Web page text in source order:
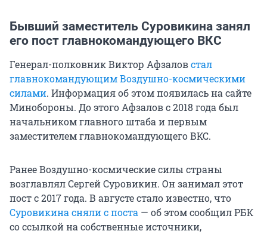
Бывший заместитель Суровикина занял
его пост главнокомандующего ВКС
Генерал-полковник Виктор Афзаловстал
главнокомандующим Воздушно-космическими
силами. Информация об этом появилась на сайте
Минобороны. До этого Афзалов с 2018 года был
начальником главного штаба и первым
заместителем главнокомандующего ВКС.
Ранее Воздушно-космические силы страны
возглавлял Сергей Суровикин. Он занимал этот
пост с 2017 года. В августе стало известно, что
Суровикина сняли с поста — об этом сообщил РБК
со ссылкой на собственные источники,